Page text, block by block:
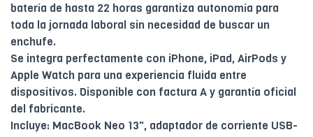
batería de hasta 22 horas garantiza autonomía para
toda la jornada laboral sin necesidad de buscar un
enchufe.
Se integra perfectamente con iPhone, iPad, AirPods y
Apple Watch para una experiencia fluida entre
dispositivos. Disponible con factura A y garantía oficial
del fabricante.
Incluye: MacBook Neo 13", adaptador de corriente USB-